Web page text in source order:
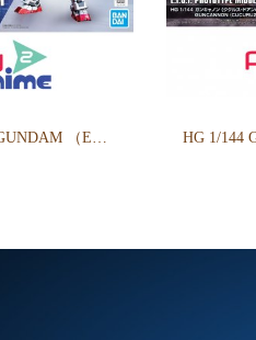
1/144 RX-78F00/E GUNDAM （EX-001 G.L.R.S.S. Feather UNIT）